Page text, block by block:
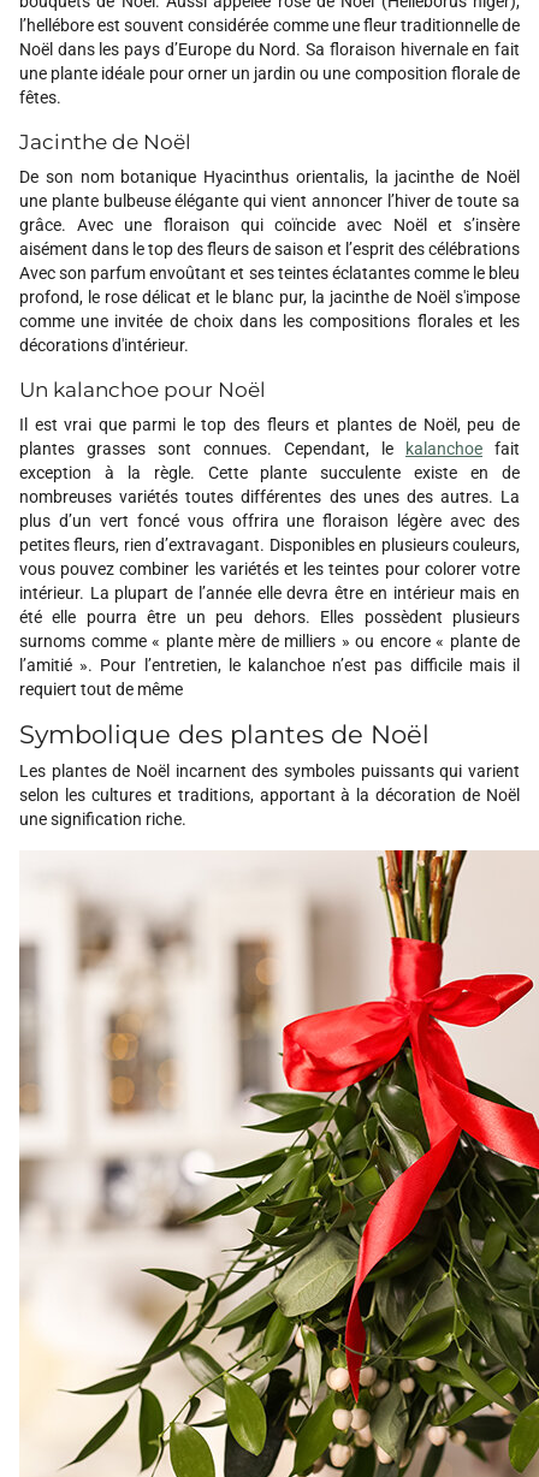
l’hellébore est souvent considérée comme une fleur traditionnelle de
Noël dans les pays d’Europe du Nord. Sa floraison hivernale en fait
une plante idéale pour orner un jardin ou une composition florale de
fêtes.
Jacinthe de Noël
De son nom botanique Hyacinthus orientalis, la jacinthe de Noël
une plante bulbeuse élégante qui vient annoncer l’hiver de toute sa
grâce. Avec une floraison qui coïncide avec Noël et s’insère
aisément dans le top des fleurs de saison et l’esprit des célébrations
Avec son parfum envoûtant et ses teintes éclatantes comme le bleu
profond, le rose délicat et le blanc pur, la jacinthe de Noël s'impose
comme une invitée de choix dans les compositions florales et les
décorations d'intérieur.
Un kalanchoe pour Noël
Il est vrai que parmi le top des fleurs et plantes de Noël, peu de
plantes grasses sont connues. Cependant, le kalanchoe fait
exception à la règle. Cette plante succulente existe en de
nombreuses variétés toutes différentes des unes des autres. La
plus d’un vert foncé vous offrira une floraison légère avec des
petites fleurs, rien d’extravagant. Disponibles en plusieurs couleurs,
vous pouvez combiner les variétés et les teintes pour colorer votre
intérieur. La plupart de l’année elle devra être en intérieur mais en
été elle pourra être un peu dehors. Elles possèdent plusieurs
surnoms comme « plante mère de milliers » ou encore « plante de
l’amitié ». Pour l’entretien, le kalanchoe n’est pas difficile mais il
requiert tout de même
Symbolique des plantes de Noël
Les plantes de Noël incarnent des symboles puissants qui varient
selon les cultures et traditions, apportant à la décoration de Noël
une signification riche.